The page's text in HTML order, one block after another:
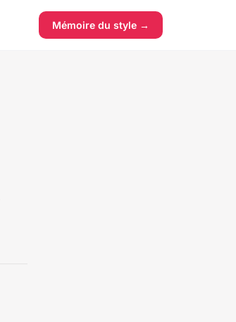
Mémoire du style →